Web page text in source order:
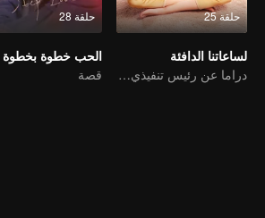
حلقة 25
لساعاتنا الدافئة
دراما عن رئيس تنفيذي شاب متعجرفمليئا بالتدليل
حلقة 28
الحب خطوة بخطوة
قصة